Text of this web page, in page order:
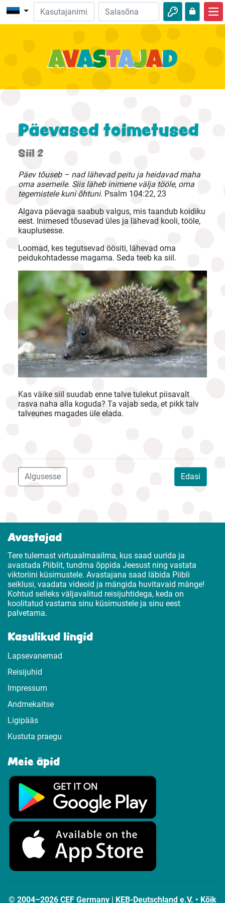
Piibliseiklused
Päevased toimetused
Siil 2
Päev tõuseb – nad lähevad peitu ja heidavad maha
oma asemeile. Siis läheb inimene välja tööle, oma
tegemistele kuni õhtuni. Psalm 104:22, 23
Algava päevaga saabub valgus, mis taandub koidiku
eest. Inimesed tõusevad üles ja lähevad kooli, tööle,
kauplusesse.
Loomad, kes tegutsevad öösiti, lähevad oma
peidukohtadesse magama. Seda teeb ka siil.
Kas väike siil suudab enne talve tulekut piisavalt
rasva naha alla koguda? Ta vajab seda, et pikk talv
talveunes magades üle elada.
Edasi
Algusesse
Avastajad
Tere tulemast virtuaalmaailma, kus saad uurida ja
avastada Piiblit, tundma õppida Jeesust ning vastata
viktoriini küsimustele. Avastajana saad läbida Piibli
seiklusi, vaadata videoid ja mängida huvitavaid mänge!
Kohtud selleks väljavalitud reisijuhtidega, keda on
koolitatud vastama sinu küsimustele ja sinu eest
palvetama.
Kasulikud lingid
Lapsevanemad
Reisijuhid
Impressum
Andmekaitse
Ligipääs
Kustuta praegu
Meie äpid
© 2004–2026 CEF Germany | KEB-Deutschland e.V. • Kõik